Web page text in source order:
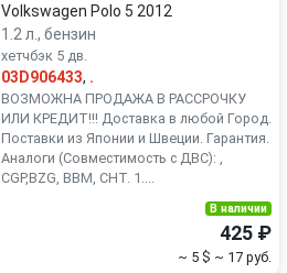
Volkswagen Polo 5 2012
1.2 л., бензин
хетчбэк 5 дв.
03D906433, .
ВОЗМОЖНА ПРОДАЖА В РАССРОЧКУ
ИЛИ КРЕДИТ!!! Доставка в любой Город.
Поставки из Японии и Швеции. Гарантия.
Аналоги (Совместимость с ДВС): ,
CGP,BZG, BBM, CHT. 1....
В наличии
425 ₽
~ 5 $ ~ 17 руб.